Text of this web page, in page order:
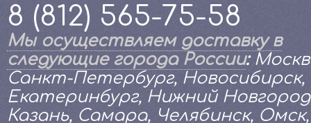
8 (812) 565-75-58
Мы осуществляем доставку в
следующие города России:
Санкт-Петербург, Новосибирск,
Екатеринбург, Нижний
Казань, Самара, Челябинск, Омск,